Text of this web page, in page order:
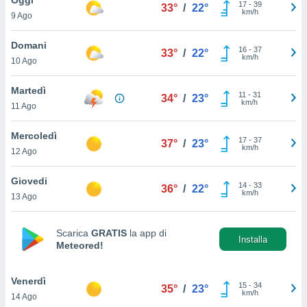
è
al sito
di
ci
di
il
un
la
nella
9 Ago
33° / 22° 17- 39
km/h
Domani
10 Ago
33° / 22° 16- 37
km/h
Martedì
11 Ago
34° / 23° 11 - 31
km/h
Mercoledì
12 Ago
37° / 23° 17- 37
km/h
Giovedi
13 Ago
36° / 22° 14- 33
km/h
Scarica GRATIS la app di
Meteored!
Installa
Venerdì
14 Ago
35° / 23° 15- 34
km/h